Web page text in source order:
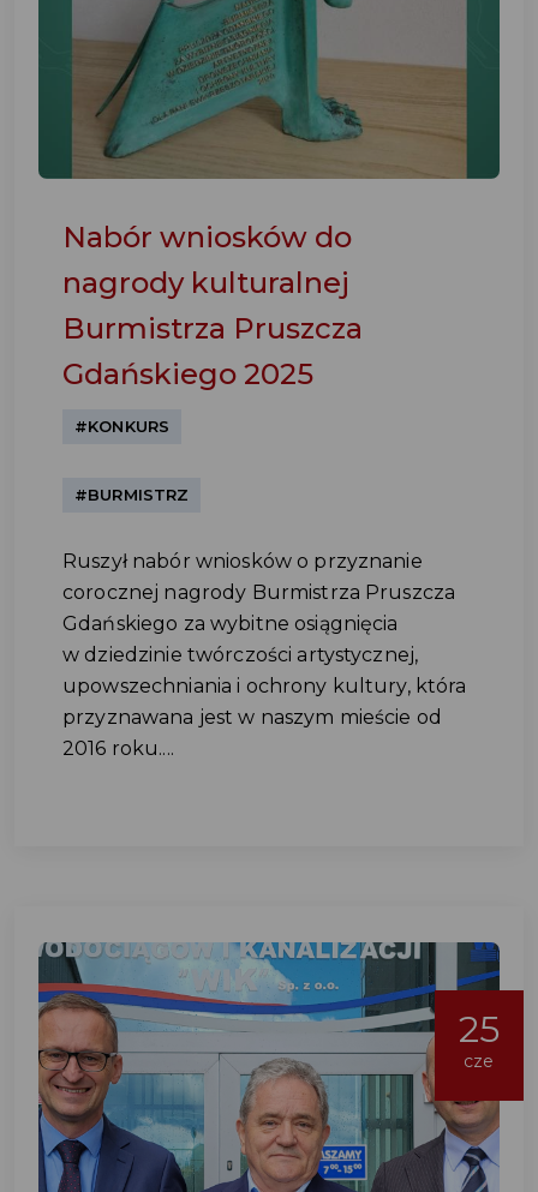
Nabór wniosków do
nagrody kulturalnej
Burmistrza Pruszcza
Gdańskiego 2025
#KONKURS
#BURMISTRZ
Ruszył nabór wniosków o przyznanie
corocznej nagrody Burmistrza Pruszcza
Gdańskiego za wybitne osiągnięcia
w dziedzinie twórczości artystycznej,
upowszechniania i ochrony kultury, która
przyznawana jest w naszym mieście od
2016 roku....
25
cze